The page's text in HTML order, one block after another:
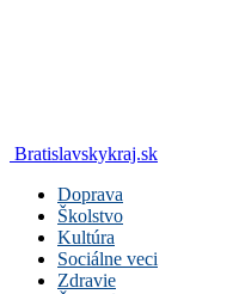
Bratislavskykraj.sk
Doprava
Školstvo
Kultúra
Sociálne veci
Zdravie